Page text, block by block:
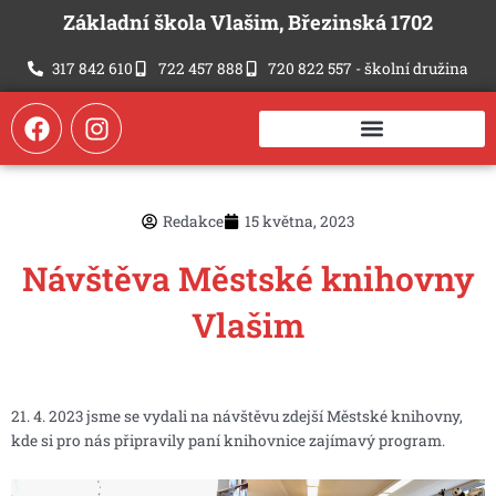
Přeskočit
obsah
Základní škola Vlašim, Březinská 1702
317 842 610 722 457 888 720 822 557 - školní družina
F
a
c
o
k
I
n
s
r
a
Redakce 15 května, 2023
Návštěva Městské knihovny
Vlašim
21. 4. 2023 jsme se vydali na návštěvu zdejší Městské knihovny,
kde si pro nás připravily paní knihovnice zajímavý program.